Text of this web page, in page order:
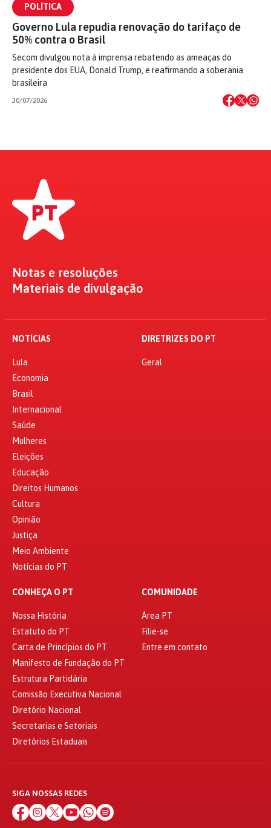
POLÍTICA
Governo Lula repudia renovação do tarifaço de
50% contra o Brasil
Secom divulgou nota à imprensa rebatendo as ameaças do
presidente dos EUA, Donald Trump, e reafirmando a soberania
brasileira
30/07/2026
Notas e resoluções
Materiais de divulgação
NOTÍCIAS
Lula
Economia
Brasil
Internacional
Saúde
Mulheres
Eleições
Educação
Direitos Humanos
Cultura
Opinião
Justiça
Meio Ambiente
Notícias do PT
DIRETRIZES DO PT
Geral
CONHEÇA O PT
Nossa História
Estatuto do PT
Carta de Princípios do PT
Manifesto de Fundação do PT
Estrutura Partidária
Comissão Executiva Nacional
Diretório Nacional
Secretarias e Setoriais
Diretórios Estaduais
COMUNIDADE
Área PT
Filie-se
Entre em contato
SIGA NOSSAS REDES